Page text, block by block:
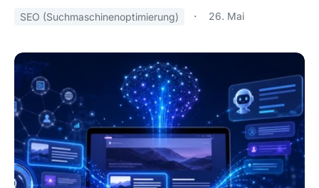
SEO (Suchmaschinenoptimierung) 26. Mai